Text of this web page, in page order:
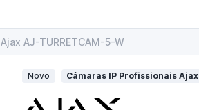
Ajax AJ-TURRETCAM-5-W
Novo Câmaras IP Profissionais Ajax